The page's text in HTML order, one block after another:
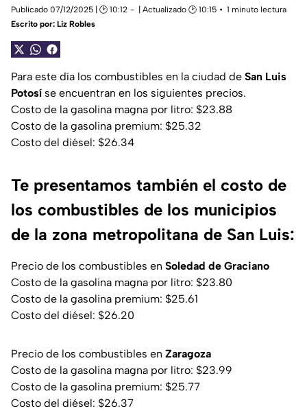
Publicado 07/12/2025 | 🕑 10:12 | Actualizado 🕑 10:15
1 minuto lectura
Escrito por: Liz Robles
Para este día los combustibles en la ciudad de San Luis
Potosí se encuentran en los siguientes precios.
Costo de la gasolina magna por litro: $23.88
Costo de la gasolina premium: $25.32
Costo del diésel: $26.34
Te presentamos también el costo de
los combustibles de los municipios
de la zona metropolitana de San Luis:
Precio de los combustibles en Soledad de Graciano
Costo de la gasolina magna por litro: $23.80
Costo de la gasolina premium: $25.61
Costo del diésel: $26.20
Precio de los combustibles en Zaragoza
Costo de la gasolina magna por litro: $23.99
Costo de la gasolina premium: $25.77
Costo del diésel: $26.37